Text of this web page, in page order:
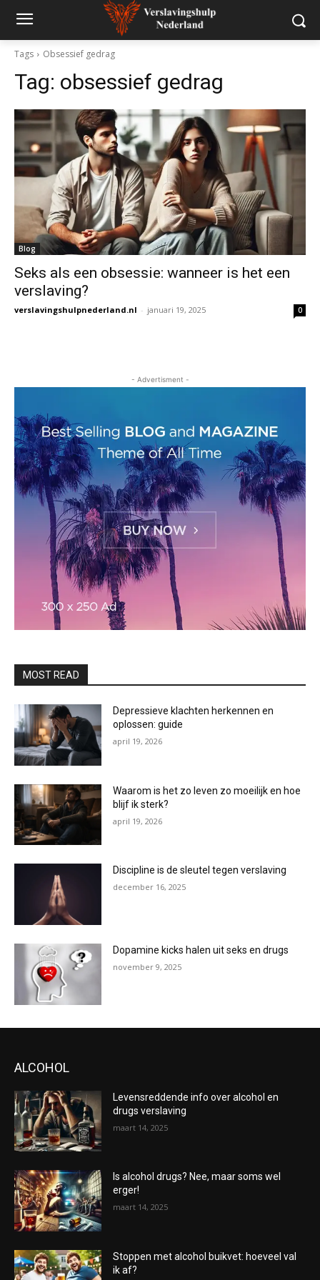
Tags Obsessief gedrag
Tag: obsessief gedrag
Blog
Seks als een obsessie: wanneer is het een
verslaving?
verslavingshulpnederland.nl - januari 19, 2025 0
- Advertisment -
MOST READ
Depressieve klachten herkennen en
oplossen: guide
april 19, 2026
Waarom is het zo leven zo moeilijk en hoe
blijf ik sterk?
april 19, 2026
Discipline is de sleutel tegen verslaving
december 16, 2025
Dopamine kicks halen uit seks en drugs
november 9, 2025
ALCOHOL
Levensreddende info over alcohol en
drugs verslaving
maart 14, 2025
Is alcohol drugs? Nee, maar soms wel
erger!
maart 14, 2025
Stoppen met alcohol buikvet: hoeveel val
ik af?